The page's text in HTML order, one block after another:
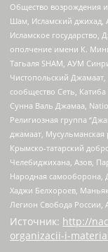
Общество возрождения
Шам, Исламский джихад,
Исламское
ополчение имени К.
Тагьаля SHAM, АУМ
Чистопольский
сообщество Сеть,
Сунна Валь Джамаа,
Религиозная группа
джамаат,
Крымско-татарский
Челебиджихана, Азов,
Народная самооборона,
Хаджи Белхороев,
Легион Свобода России,
Источник: http://
organizacii-i-